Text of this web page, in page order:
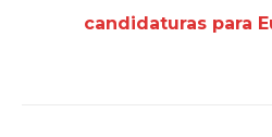
candidaturas para